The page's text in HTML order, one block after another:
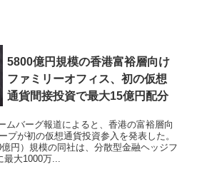
5800億円規模の香港富裕層向け
ファミリーオフィス、初の仮想
通貨間接投資で最大15億円配分
ムバーグ報道によると、香港の富裕層向
プが初の仮想通貨投資参入を発表した。
円）規模の同社は、分散型金融ヘッジフ
最大1000万...